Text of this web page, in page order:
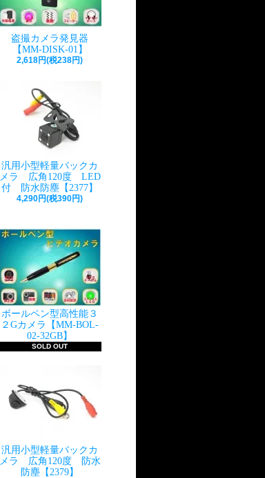
盗撮カメラ発見器
【MM-DISK-01】
2,618円(税238円)
汎用小型軽量バックカ
メラ 広角120度 LED
付 防水防塵【2377】
4,290円(税390円)
ボールペン型高性能３
２Gカメラ【MM-BOL-
02-32GB】
SOLD OUT
汎用小型軽量バックカ
メラ 広角120度 防水
防塵【2379】